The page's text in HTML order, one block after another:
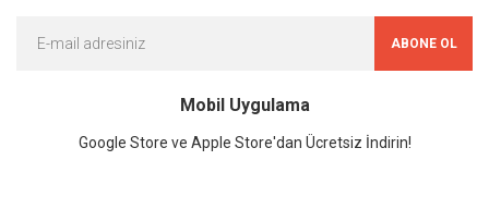
ABONE OL
Mobil Uygulama
Google Store ve Apple Store'dan Ücretsiz İndirin!